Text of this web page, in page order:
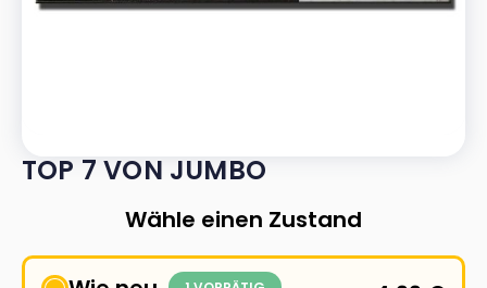
TOP 7 VON JUMBO
Wähle einen Zustand